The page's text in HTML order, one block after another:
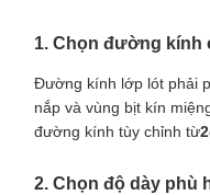
1. Chọn đường kính
Đường kính lớp lót phải
nắp và vùng bịt kín
đường kính tùy chỉnh từ
2. Chọn độ dày phù